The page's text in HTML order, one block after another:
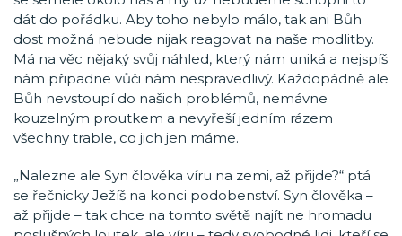
dát do pořádku. Aby toho nebylo málo, tak ani Bůh
dost možná nebude nijak reagovat na naše modlitby.
Má na věc nějaký svůj náhled, který nám uniká a nejspíš
nám připadne vůči nám nespravedlivý. Každopádně ale
Bůh nevstoupí do našich problémů, nemávne
kouzelným proutkem a nevyřeší jedním rázem
všechny trable, co jich jen máme.
„Nalezne ale Syn člověka víru na zemi, až přijde?“ ptá
se řečnicky Ježíš na konci podobenství. Syn člověka –
až přijde – tak chce na tomto světě najít ne hromadu